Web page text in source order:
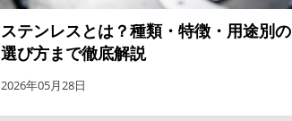
ステンレスとは？種類・特徴・用途別の
選び方まで徹底解説
2026年05月28日